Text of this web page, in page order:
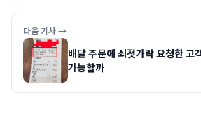
다음 기사 →
배달 주문에 쇠젓가락 요청한 고
가능할까